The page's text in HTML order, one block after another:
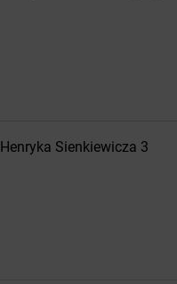
Henryka Sienkiewicza 3